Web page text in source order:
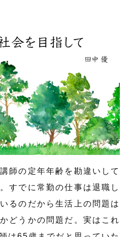
師の定年年齢を勘違いして
すでに常勤の仕事は退職し
るのだから生活上の問題は
どうかの問題だ。実はこれ